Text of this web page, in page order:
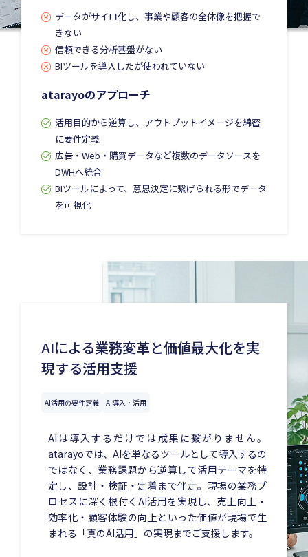
データがサイロ化し、事業や顧客の全体像を把握で
きない
信頼できる分析基盤がない
BIツールを導入したが使われていない
atarayoのアプローチ
活用目的から逆算し、アウトプットイメージを綿密
に要件定義
広告・Web・購買データなど複数のデータソースを
DWHへ統合
BIツールによって、意思決定に繋げられる形でデータ
を可視化
AIによる業務変革と価値最大化を実
現する活用支援
AI活用の要件定義 AI導入・活用
AIは導入するだけでは成果に繋がりません。
atarayoでは、AIを単なるツールとして導入するの
ではなく、業務課題から逆算して活用テーマを特
定し、設計・検証・定着まで伴走。現場の業務プ
ロセスに深く根付くAI活用を実現し、売上向上・
効率化・顧客体験の向上といった価値が現場で生
まれる「真のAI活用」の実現までご支援します。